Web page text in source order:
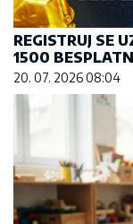
REGISTRUJ SE
1500
20. 07. 2026 08:04